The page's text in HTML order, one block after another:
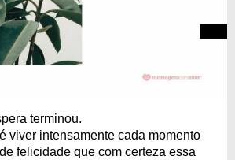
terminou.
viver intensamente cada momento
felicidade que com certeza essa